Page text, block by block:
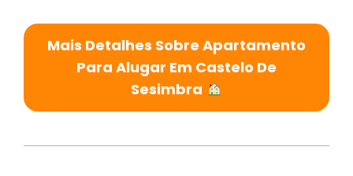
Mais Detalhes Sobre Apartamento
Para Alugar Em Castelo De
Sesimbra